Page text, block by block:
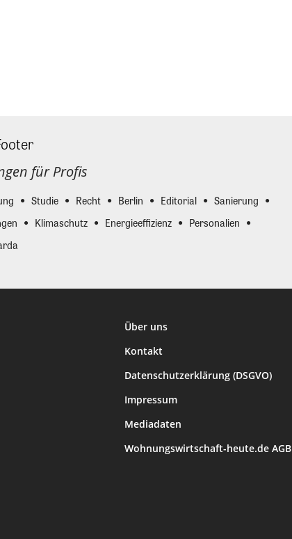
für Profis
Studie Recht Berlin Editorial
Sanierung
Klimaschutz Energieeffizienz
Personalien
Über uns
Kontakt
Datenschutzerklärung (DSGVO)
Impressum
Mediadaten
Wohnungswirtschaft-heute.de AGB